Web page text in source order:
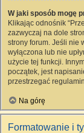
W jaki sposób mogę
Klikając odnośnik
zazwyczaj na dole
strony forum. Jeśli nie
wyłączona lub nie
użycie tej funkcji.
początek, jest
przestrzegać
Na górę
Formatowanie i